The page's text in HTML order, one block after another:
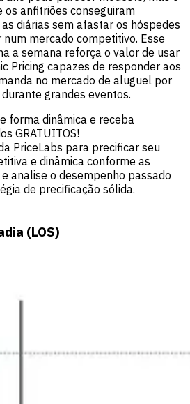
anfitriões conseguiram
diárias sem afastar os hóspedes
mercado competitivo. Esse
a semana reforça o valor de usar
Pricing capazes de responder aos
no mercado de aluguel por
grandes eventos.
forma dinâmica e receba
GRATUITOS!
PriceLabs para precificar seu
e dinâmica conforme as
analise o desempenho passado
de precificação sólida.
(LOS)